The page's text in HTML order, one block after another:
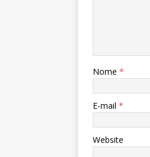
Nome *
E-mail *
Website